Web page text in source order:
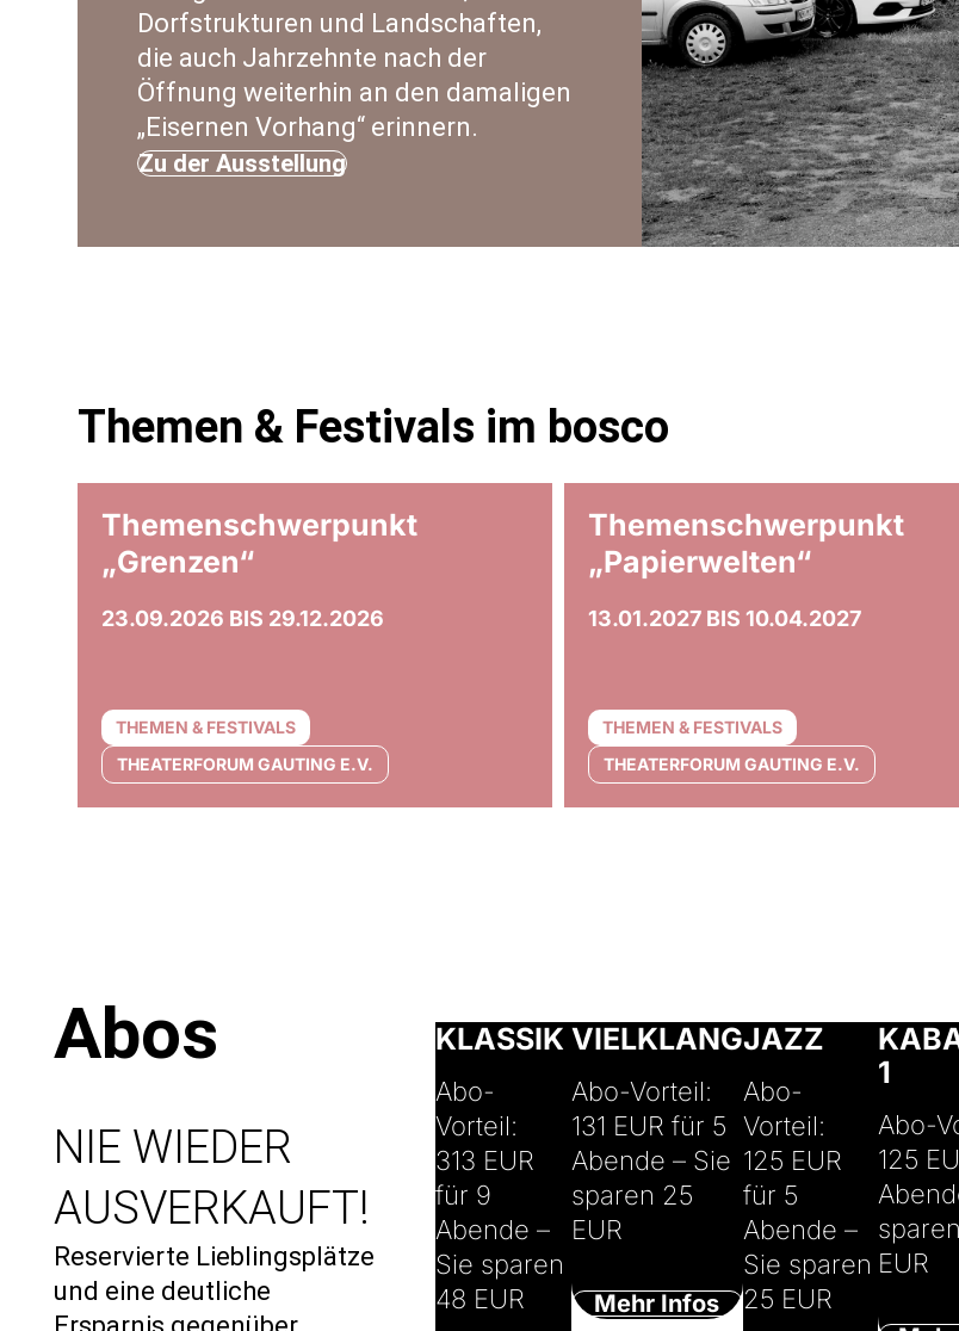
Dorfstrukturen und Landschaften,
die auch Jahrzehnte nach der
Öffnung weiterhin an den damaligen
„Eisernen Vorhang“ erinnern.
Zu der Ausstellung
Themen & Festivals im bosco
Themenschwerpunkt
„Grenzen“
23.09.2026 BIS 29.12.2026
THEMEN & FESTIVALS
THEATERFORUM GAUTING E.V.
Themenschwerpunkt
„Papierwelten“
13.01.2027 BIS 10.04.2027
THEMEN & FESTIVALS
THEATERFORUM GAUTING E.V.
Abos
NIE WIEDER
AUSVERKAUFT!
Reservierte Lieblingsplätze
und eine deutliche
KLASSIK
Abo-
Vorteil:
313 EUR
für 9
Abende –
Sie sparen
48 EUR
VIELKLANG
Abo-Vorteil:
131 EUR für 5
Abende – Sie
sparen 25
EUR
Mehr Infos
JAZZ
Abo-
Vorteil:
125 EUR
für 5
Abende –
Sie sparen
25 EUR
1
Abo-
125
EUR